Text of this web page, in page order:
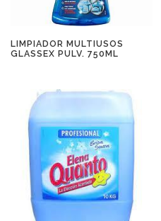
LIMPIADOR MULTIUSOS
GLASSEX PULV. 750ML